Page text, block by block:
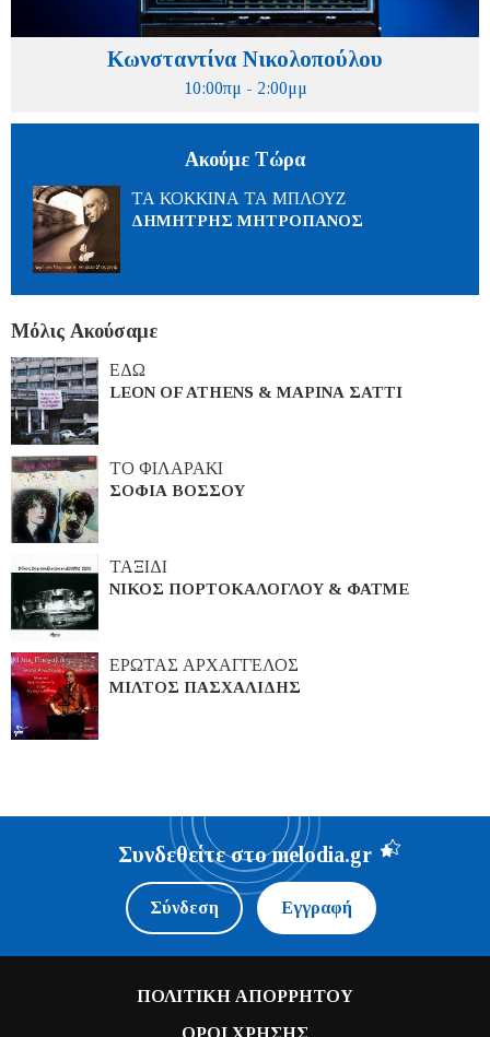
Κωνσταντίνα Νικολοπούλου
10:00πμ - 2:00μμ
Ακούμε Τώρα
ΤΑ ΚΟΚΚΙΝΑ ΤΑ ΜΠΛΟΥΖ
ΔΗΜΗΤΡΗΣ ΜΗΤΡΟΠΑΝΟΣ
Μόλις Ακούσαμε
ΕΔΩ
LEON OF ATHENS & ΜΑΡΙΝΑ ΣΑΤΤΙ
ΤΟ ΦΙΛΑΡΑΚΙ
ΣΟΦΙΑ ΒΟΣΣΟΥ
ΤΑΞΙΔΙ
ΝΙΚΟΣ ΠΟΡΤΟΚΑΛΟΓΛΟΥ & ΦΑΤΜΕ
ΕΡΩΤΑΣ ΑΡΧΑΓΓΕΛΟΣ
ΜΙΛΤΟΣ ΠΑΣΧΑΛΙΔΗΣ
Συνδεθείτε στο melodia.gr
Σύνδεση Εγγραφή
ΠΟΛΙΤΙΚΗ ΑΠΟΡΡΗΤΟΥ
ΟΡΟΙ ΧΡΗΣΗΣ